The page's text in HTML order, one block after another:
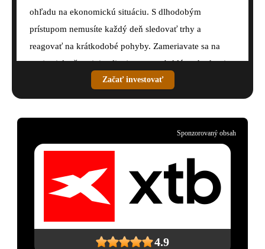
ohľadu na ekonomickú situáciu. S dlhodobým
prístupom nemusíte každý deň sledovať trhy a
reagovať na krátkodobé pohyby. Zameriavate sa na
svoje ciele, čo minimalizuje stres a zbrklé rozhodnutia.
Začať investovať
4.9
Sponzorovaný obsah